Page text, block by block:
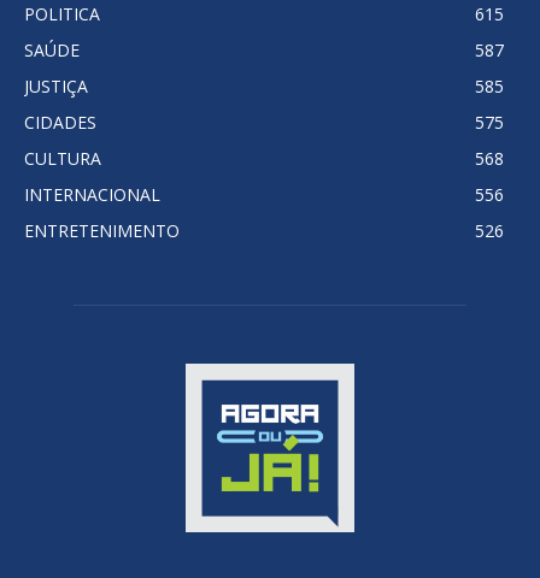
POLITICA
615
SAÚDE
587
JUSTIÇA
585
CIDADES
575
CULTURA
568
INTERNACIONAL
556
ENTRETENIMENTO
526